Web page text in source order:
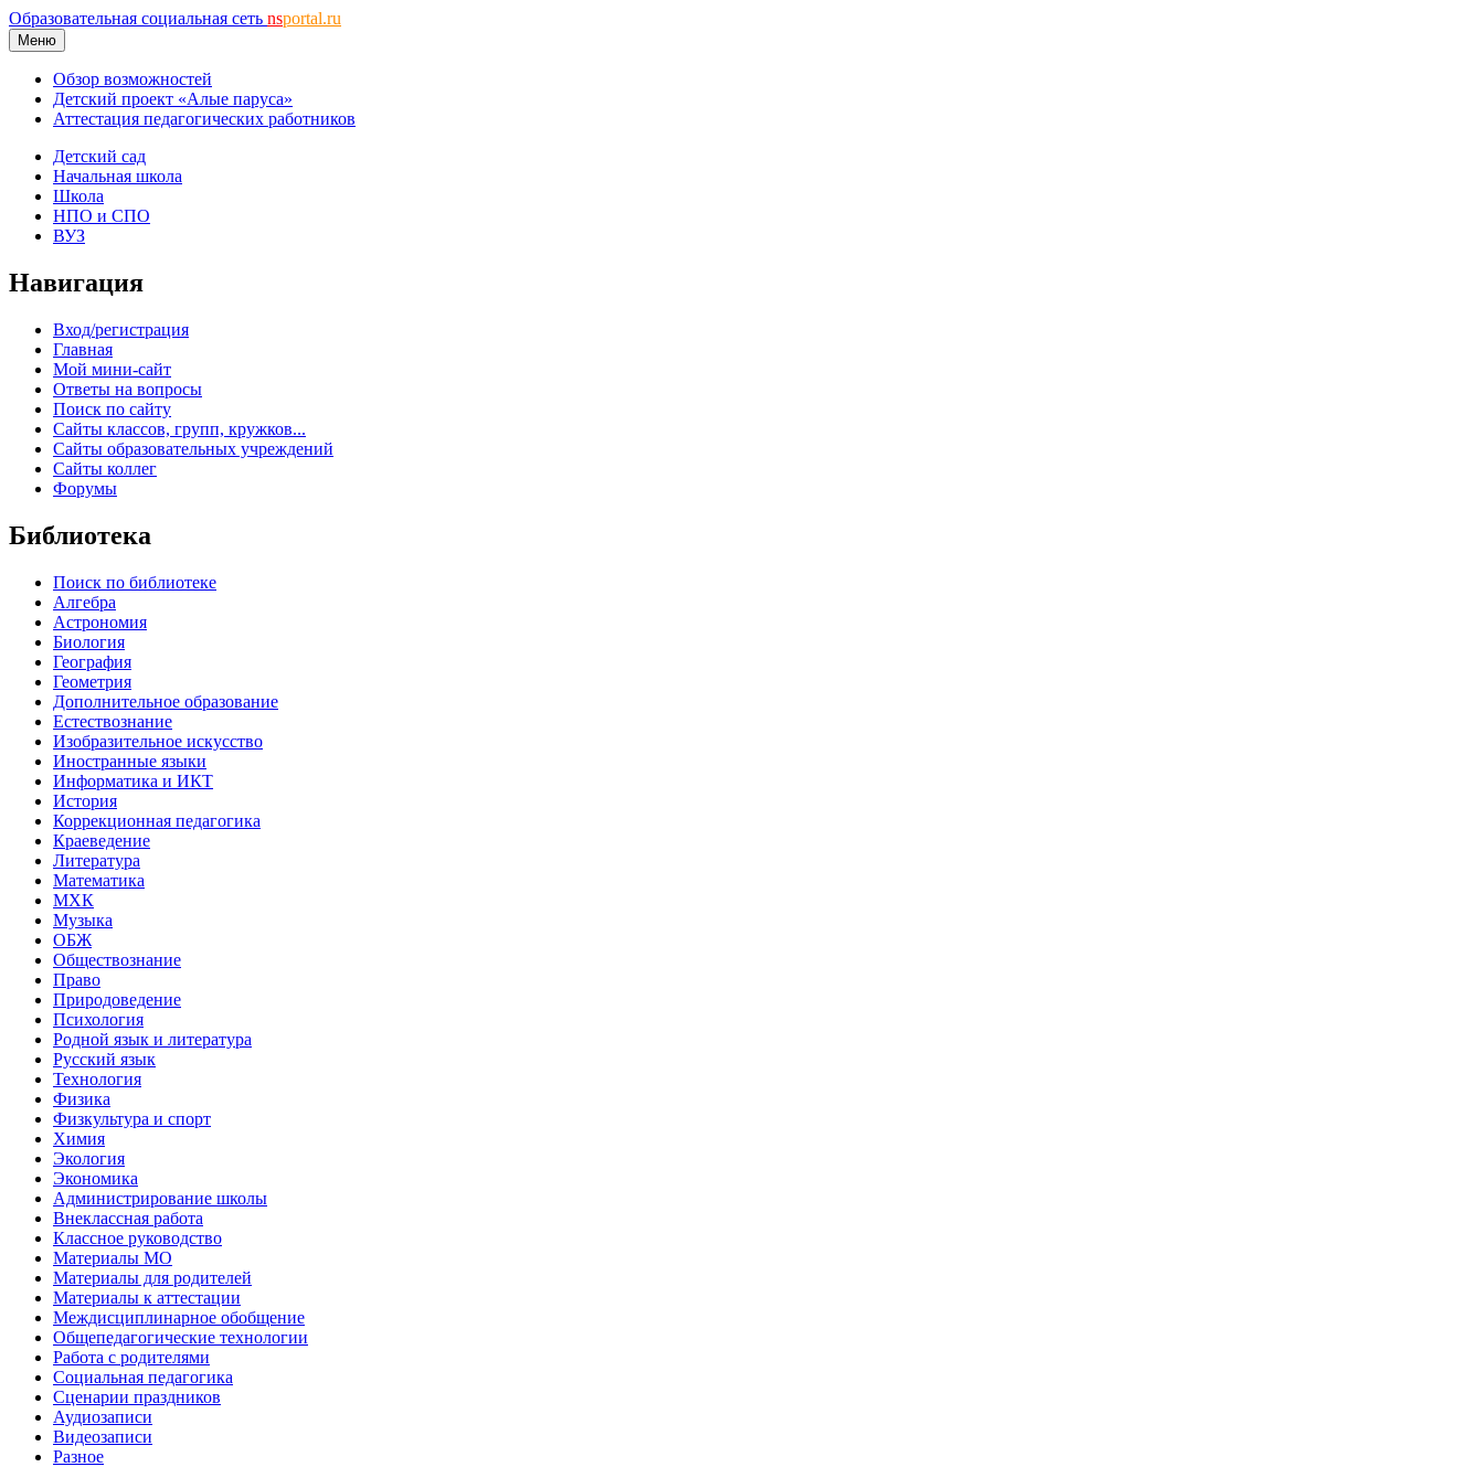
Образовательная социальная сеть nsportal.ru
Меню
Обзор возможностей
Детский проект «Алые паруса»
Аттестация педагогических работников
Детский сад
Начальная школа
Школа
НПО и СПО
ВУЗ
Навигация
Вход/регистрация
Главная
Мой мини-сайт
Ответы на вопросы
Поиск по сайту
Сайты классов, групп, кружков...
Сайты образовательных учреждений
Сайты коллег
Форумы
Библиотека
Поиск по библиотеке
Алгебра
Астрономия
Биология
География
Геометрия
Дополнительное образование
Естествознание
Изобразительное искусство
Иностранные языки
Информатика и ИКТ
История
Коррекционная педагогика
Краеведение
Литература
Математика
МХК
Музыка
ОБЖ
Обществознание
Право
Природоведение
Психология
Родной язык и литература
Русский язык
Технология
Физика
Физкультура и спорт
Химия
Экология
Экономика
Администрирование школы
Внеклассная работа
Классное руководство
Материалы МО
Материалы для родителей
Материалы к аттестации
Междисциплинарное обобщение
Общепедагогические технологии
Работа с родителями
Социальная педагогика
Сценарии праздников
Аудиозаписи
Видеозаписи
Разное